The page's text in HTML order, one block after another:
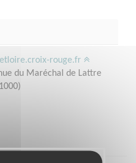
rouge.fr
du Maréchal de Lattre